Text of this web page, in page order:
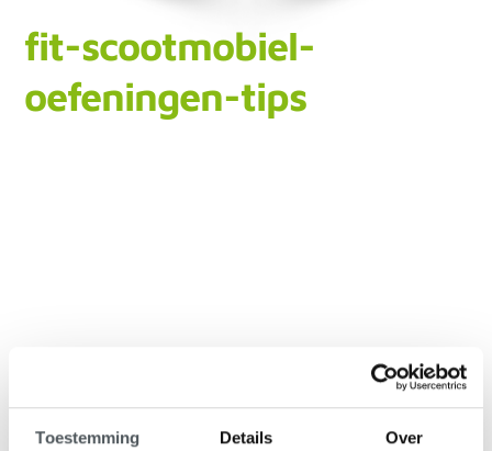
Toestemming Details Over
fit-scootmobiel-
oefeningen-tips
9,1
klantenbeoordeling